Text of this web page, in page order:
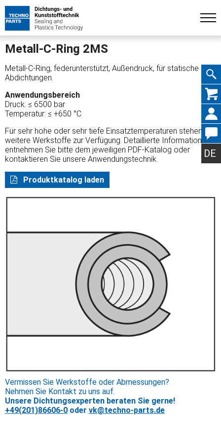
DE
Metall-C-Ring 2MS
Metall-C-Ring, federunterstützt, Außendruck, für statische
Abdichtungen.
Anwendungsbereich
Druck: ≤ 6500 bar
Temperatur: ≤ +650 °C
Für sehr hohe oder sehr tiefe Einsatztemperaturen stehen
weitere Werkstoffe zur Verfügung. Detaillierte Informationen
entnehmen Sie bitte dem jeweiligen PDF-Katalog oder
kontaktieren Sie unsere Anwendungstechnik.
Produktkatalog laden
Vermissen Sie Werkstoffe oder Abmessungen?
Nehmen Sie Kontakt zu uns auf.
Unsere Dichtungsexperten beraten Sie gerne!
+49(201)86606-0 oder vk@techno-parts.de